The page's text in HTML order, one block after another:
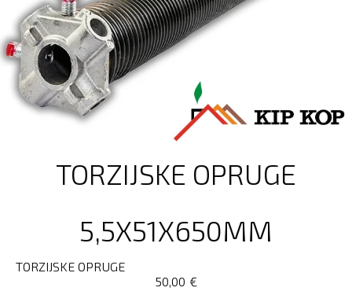
TORZIJSKE OPRUGE
5,5X51X650MM
TORZIJSKE OPRUGE
€
50,00